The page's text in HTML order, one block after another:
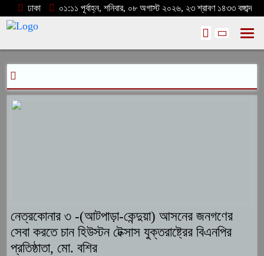
ঢাকা ০১:১১ পূর্বাহ্ন, শনিবার, ০৮ অগাস্ট ২০২৬, ২৩ শ্রাবণ ১৪৩৩ বঙ্গাব্দ
নেত্রকোনার ৩ -(আটপাড়া-কেন্দুয়া) আসনের জনগণের
সেবা করতে চান হিউস্টন টেক্সাস যুক্তরাষ্ট্রের বিএনপির
প্রতিষ্ঠাতা, মো. বশির